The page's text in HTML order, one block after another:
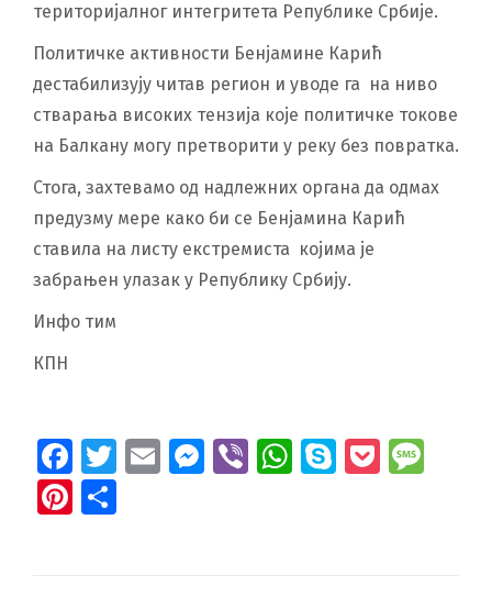
територијалног интегритета Републике Србије.
Политичке активности Бенјамине Карић
дестабилизују читав регион и уводе га на ниво
стварања високих тензија које политичке токове
на Балкану могу претворити у реку без повратка.
Стога, захтевамо од надлежних органа да одмах
предузму мере како би се Бенјамина Карић
ставила на листу екстремиста којима је
забрањен улазак у Републику Србију.
Инфо тим
КПН
Facebook
Twitter
EmailMessenger
ViberWhatsApp
SkypePocket
Pinterest